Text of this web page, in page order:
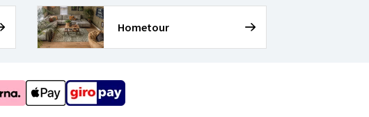
Hometour